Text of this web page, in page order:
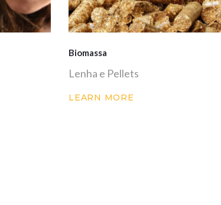
Biomassa
Lenha e Pellets
LEARN MORE